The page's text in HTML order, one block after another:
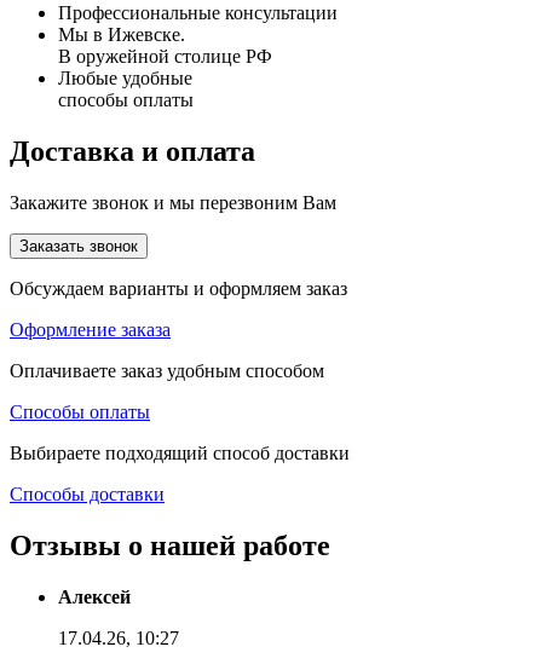
Профессиональные консультации
Мы в Ижевске.
В оружейной столице РФ
Любые удобные
способы оплаты
Доставка и оплата
Закажите звонок и мы перезвоним Вам
Заказать звонок
Обсуждаем варианты и оформляем заказ
Оформление заказа
Оплачиваете заказ удобным способом
Способы оплаты
Выбираете подходящий способ доставки
Способы доставки
Отзывы о нашей работе
Алексей
17.04.26, 10:27